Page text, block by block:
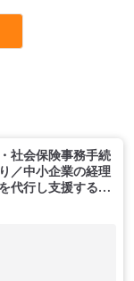
社会保険事務手続
／中小企業の経理
代行し支援する企